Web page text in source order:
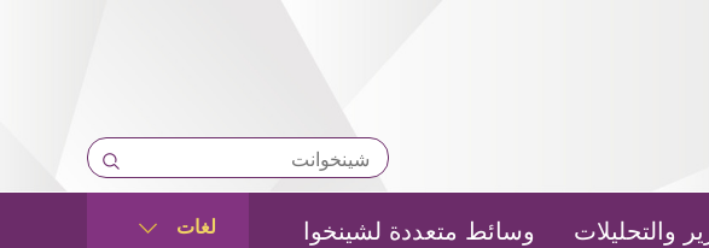
والتحليلات وسائط متعددة لشينخوا لغات